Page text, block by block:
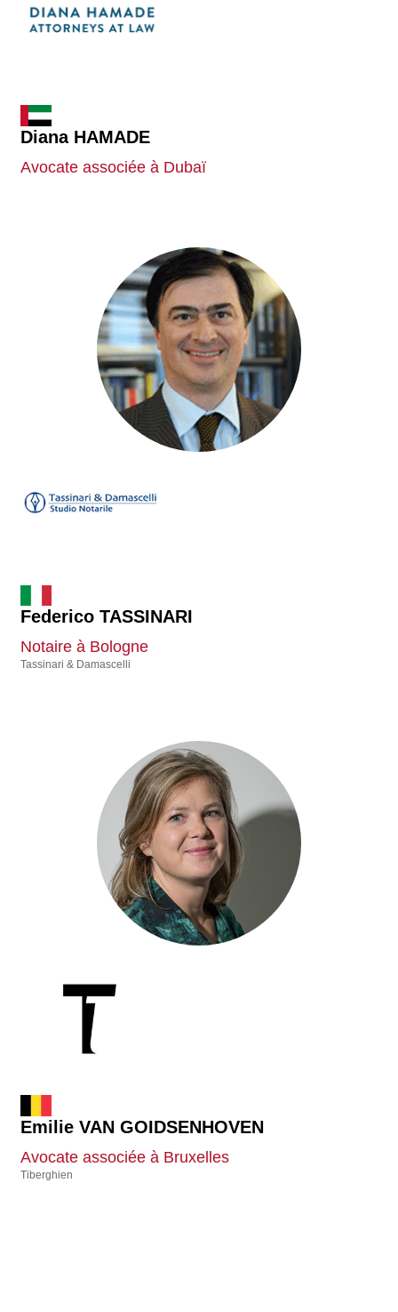
Diana HAMADE
Avocate associée à Dubaï
Federico TASSINARI
Notaire à Bologne
Tassinari & Damascelli
Emilie VAN GOIDSENHOVEN
Avocate associée à Bruxelles
Tiberghien